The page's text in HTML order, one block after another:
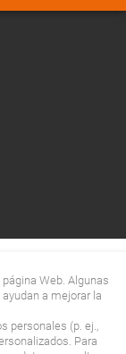
Web. Algunas
a mejorar la
personales (p. ej.,
Para